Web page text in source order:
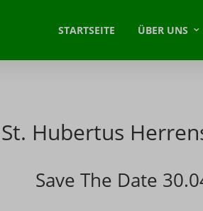
STARTSEITE ÜBER UNS
Hubertus
Save The Date